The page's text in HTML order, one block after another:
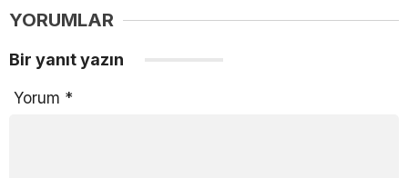
YORUMLAR
Bir yanıt yazın
Yorum *